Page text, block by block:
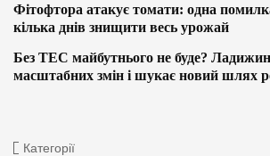
Фітофтора атакує томати: одна
кілька днів знищити весь урожай
Без ТЕС майбутнього не буде? Ладижин
масштабних змін і шукає новий шлях
Категорії